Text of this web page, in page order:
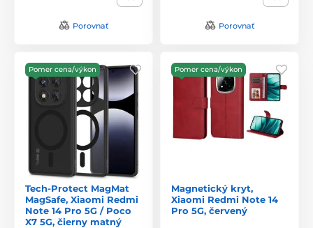
Porovnať Porovnať
Pomer cena/výkon
Tech-Protect MagMat
MagSafe, Xiaomi Redmi
Note 14 Pro 5G / Poco
X7 5G, čierny matný
Pomer cena/výkon
Magnetický kryt,
Xiaomi Redmi Note 14
Pro 5G, červený